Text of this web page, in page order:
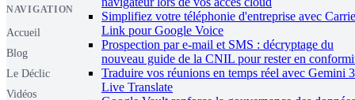
Simplifiez votre téléphonie d'entreprise avec
Link pour Google Voice
Prospection par e-mail et SMS : décryptage du
nouveau guide de la CNIL pour rester en
Traduire vos réunions en temps réel avec Gemini
Live Translate
NAVIGATION
Accueil
Blog
Le Déclic
Vidéos